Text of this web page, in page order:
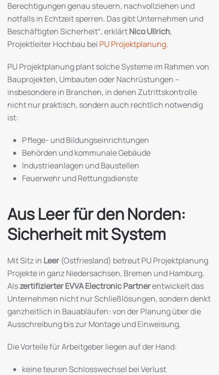
Berechtigungen genau steuern, nachvollziehen und
notfalls in Echtzeit sperren. Das gibt Unternehmen und
Beschäftigten Sicherheit“, erklärtNico Ullrich,
Projektleiter Hochbau bei PU Projektplanung.
PU Projektplanung plant solche Systeme im Rahmen von
Bauprojekten, Umbauten oder Nachrüstungen –
insbesondere in Branchen, in denen Zutrittskontrolle
nicht nur praktisch, sondern auch rechtlich notwendig
ist:
Pflege- und Bildungseinrichtungen
Behörden und kommunale Gebäude
Industrieanlagen und Baustellen
Feuerwehr und Rettungsdienste
Aus Leer für den Norden:
Sicherheit mit System
Mit Sitz in Leer (Ostfriesland) betreut PU Projektplanung
Projekte in ganz Niedersachsen, Bremen und Hamburg.
Alszertifizierter EVVA Electronic Partnerentwickelt das
Unternehmen nicht nur Schließlösungen, sondern denkt
ganzheitlich in Bauabläufen: von der Planung über die
Ausschreibung bis zur Montage und Einweisung.
Die Vorteile für Arbeitgeber liegen auf der Hand:
keine teuren Schlosswechsel bei Verlust